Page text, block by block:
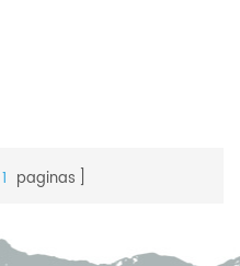
1 paginas